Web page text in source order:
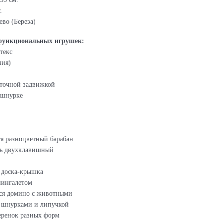
(Береза)
игрушек:
задвижкой
барабан
двухклавишный
крышка
домино с животными
шнурками и липучкой
разных форм